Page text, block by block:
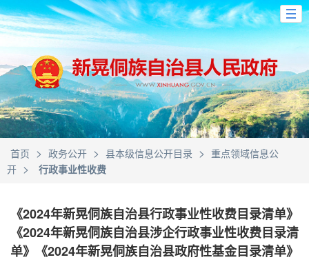
首页 > 政务公开 > 县本级信息公开目录 > 重点领域信息公
开 > 行政事业性收费
《2024年新晃侗族自治县行政事业性收费目录清单》
《2024年新晃侗族自治县涉企行政事业性收费目录清
单》《2024年新晃侗族自治县政府性基金目录清单》